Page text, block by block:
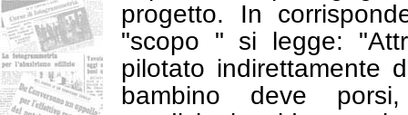
progetto. In
"scopo " si legge:
pilotato indirettamente
bambino deve